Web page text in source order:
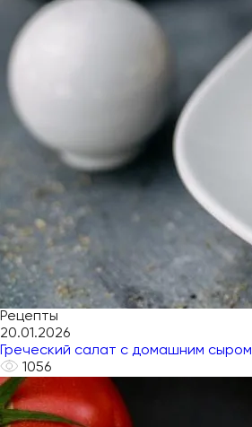
Рецепты
20.01.2026
Греческий салат с домашним сыром
1056